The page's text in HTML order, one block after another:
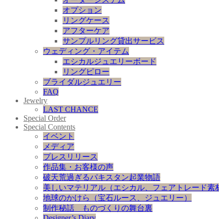
オプション
リングケース
アフターケア
サンプルリング貸出サービス
ウェディング・アイテム
エシカルジュエリーボード
リングピロー
ブライダルジュエリー
FAQ
Jewelry
LAST CHANCE
Special Order
Special Contents
イベント
メディア
プレスリリース
作品集・お客様の声
破天荒過ぎるパキスタン起業物語
美しいマテリアル（エシカル、フェアトレード素
地球のかけら（宝石ルース、ジュエリー）
制作秘話 ものづくりの舞台裏